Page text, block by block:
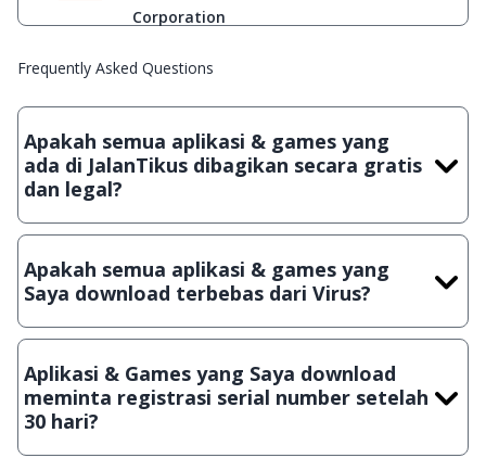
Corporation
Frequently Asked Questions
Apakah semua aplikasi & games yang
ada di JalanTikus dibagikan secara gratis
dan legal?
Ya, JalanTikus hanya membagikan aplikasi & games yang
crack, patch atau semacamnya.
Apakah semua aplikasi & games yang
Saya download terbebas dari Virus?
Ya, JalanTikus selalu melakukan scanning dengan 3 jenis
suatu aplikasi atau games, sehingga bisa dijamin 100%
terbebas dari virus.
Aplikasi & Games yang Saya download
meminta registrasi serial number setelah
30 hari?